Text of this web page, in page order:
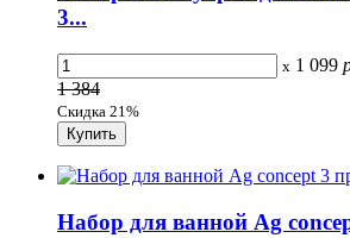
3...
x 1 099
1 384
Скидка 21%
Набор для ванной Ag